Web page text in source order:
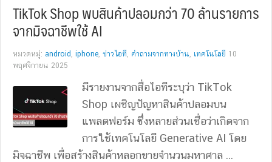
TikTok Shop พบสินค้าปลอมกว่า 70 ล้านรายการ
จากมิจฉาชีพใช้ AI
หมวดหมู่: android , iphone, ข่าวไอที, คำถามจากทางบ้าน, เทคโนโลยี 10
พฤศจิกายน 2025
มีรายงานจากสื่อไอทีระบุว่า TikTok
Shop เผชิญปัญหาสินค้าปลอมบน
แพลตฟอร์ม ซึ่งหลายส่วนเชื่อว่าเกิดจาก
การใช้เทคโนโลยี Generative AI โดย
มิจฉาชีพ เพื่อสร้างสินค้าหลอกขายจำนวนมหาศาล ...